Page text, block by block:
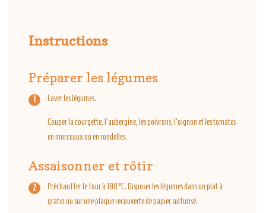
Instructions
Préparer les légumes
Laver les légumes.
Couper la courgette, l'aubergine, les poivrons, l'oignon et les tomates
en morceaux ou en rondelles.
Assaisonner et rôtir
Préchauffer le four à 180°C. Disposer les légumes dans un plat à
gratin ou sur une plaque recouverte de papier sulfurisé.